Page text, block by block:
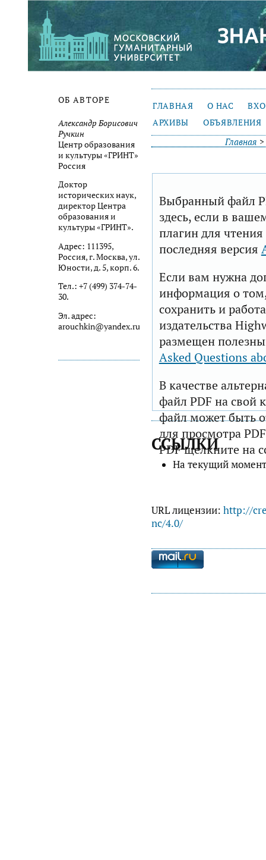
ОБ АВТОРЕ
Александр Борисович
Ручкин
Центр образования
и культуры «ГРИНТ»
Россия
Доктор
исторических наук,
директор Центра
образования и
культуры «ГРИНТ».
Адрес: 111395,
Россия, г. Москва, ул.
Юности, д. 5, корп. 6.
Тел.: +7 (499) 374-74-
30.
Эл. адрес:
arouchkin@yandex.ru
ГЛАВНАЯ О НАС
АРХИВЫ
ОБЪЯВЛЕНИЯ
Главная >
Выбранный файл
здесь, если в
плагин для
последняя версия
Если вам нужна
информация о том,
сохранить и
издательства
размещен
Asked Questions
В качестве
файл PDF на свой
файл может быть
для просмотра
PDF щелкните на
ССЫЛКИ
На текущий
URL лицензии: http://
nc/4.0/